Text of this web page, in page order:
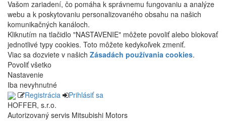
Vašom zariadení, čo pomáha k správnemu fungovaniu a analýze
webu a k poskytovaniu personalizovaného obsahu na našich
komunikačných kanáloch.
Kliknutím na tlačidlo "NASTAVENIE" môžete povoliť alebo blokovať
jednotlivé typy cookies. Toto môžete kedykoľvek zmeniť.
Viac sa dozviete v našich Zásadách používania cookies.
Povoliť všetko
Nastavenie
Iba nevyhnutné
Registrácia
Prihlásiť sa
HOFFER, s.r.o.
Autorizovaný servis Mitsubishi Motors